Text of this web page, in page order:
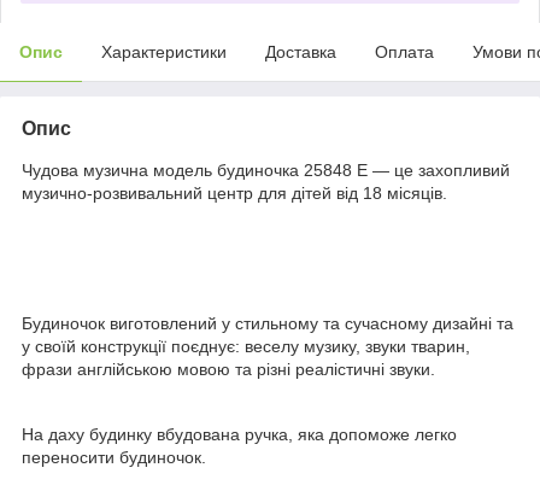
Опис Характеристики Доставка Оплата Умови
Опис
Чудова музична модель будиночка 25848 E — це захопливий
музично-розвивальний центр для дітей від 18 місяців.
Будиночок виготовлений у стильному та сучасному дизайні та
у своїй конструкції поєднує: веселу музику, звуки тварин,
фрази англійською мовою та різні реалістичні звуки.
На даху будинку вбудована ручка, яка допоможе легко
переносити будиночок.